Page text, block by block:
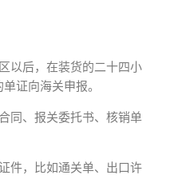
以后，在装货的二十四小
证向海关申报。
同、报关委托书、核销单
件，比如通关单、出口许